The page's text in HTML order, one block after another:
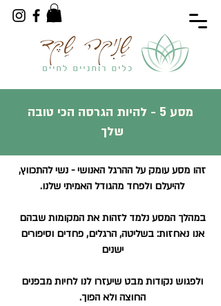
מסע 5 - להיות הגרסה הכי טובה
שלך
זהו מסע עומק על ההרגל האנושי - נשי להתכווץ,
להיעלם ולפחד מהגודל האמיתי שלנו.
במהלך המסע נלמד לזהות את המקומות שבהם
אנו נאחזות: בשליטה, הרגלים, פחדים וסיפורים
ישנים
ולפגוש נקודות מבט שיעזרו לנו לחיות מבפנים
החוצה ולא הפוך.